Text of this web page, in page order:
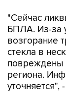
"Сейчас
БПЛА. Из-за
возгорание
стекла в
повреждены
региона.
уточняется", -